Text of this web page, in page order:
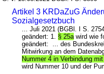
Artikel 3 KRDaZuG
Sozialgesetzbuch
... Juli 2021 (BGBl. I S.
geändert: 1. § 25awird wie
geändert: ... des
Mitwirkung an dem
Nummer 4 in Verbindung
wird Nummer 10 und der